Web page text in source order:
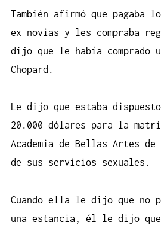
También afirmó que pagaba
ex novias y les compraba
dijo que le había comprado
Chopard.
Le dijo que estaba
20.000 dólares para la
Academia de Bellas Artes de
de sus servicios sexuales.
Cuando ella le dijo que no
una estancia, él le dijo que